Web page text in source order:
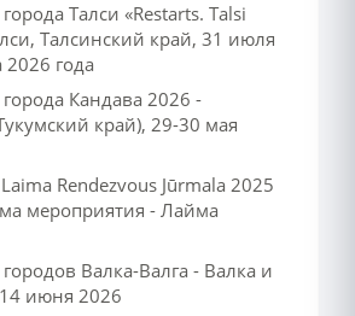
Талси «Restarts. Talsi
Талсинский край, 31 июля
2026 года
Кандава 2026 -
край), 29-30 мая
Rendezvous Jūrmala 2025
мероприятия - Лайма
Валка-Валга - Валка и
июня 2026